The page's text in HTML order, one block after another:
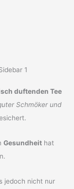
duftenden Tee
Schmöker und
Gesundheit hat
jedoch nicht nur